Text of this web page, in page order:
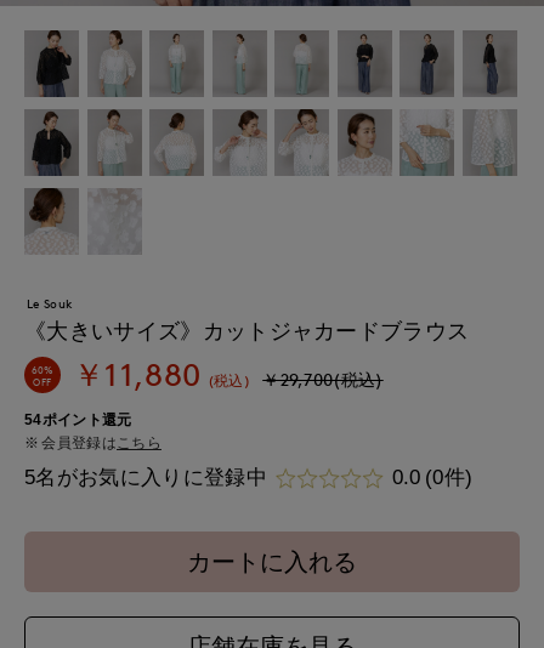
Le Souk
《大きいサイズ》カットジャカードブラウス
60%
OFF
￥11,880 (税込) ￥29,700(税込)
54ポイント還元
会員登録は こちら
5名がお気に入りに登録中 0.0 (0件)
カートに入れる